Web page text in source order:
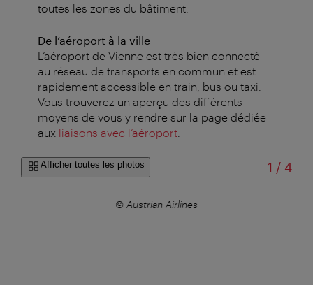
toutes les zones du bâtiment.
De l’aéroport à la ville
L’aéroport de Vienne est très bien connecté
au réseau de transports en commun et est
rapidement accessible en train, bus ou taxi.
Vous trouverez un aperçu des différents
moyens de vous y rendre sur la page dédiée
aux liaisons avec l’aéroport
Afficher toutes les photos 1 /sur
4
© Austrian Airlines